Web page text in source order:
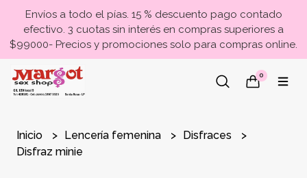
Envíos a todo el pías. 15 % descuento pago contado
efectivo. 3 cuotas sin interés en compras superiores a
$99000- Precios y promociones solo para compras online.
0
Inicio Lencería femenina
Disfraces
Disfraz minie